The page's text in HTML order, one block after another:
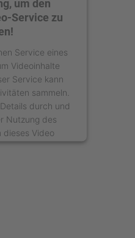
um den
Service zu
Service eines
Videoinhalte
Service kann
sammeln.
durch und
Nutzung des
dieses Video